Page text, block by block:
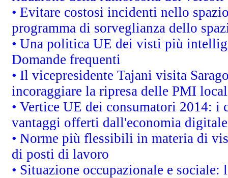
• Evitare costosi incidenti nello
programma di sorveglianza dello
• Una politica UE dei visti più
Domande frequenti
• Il vicepresidente Tajani visita
incoraggiare la ripresa delle PMI
• Vertice UE dei consumatori 2014:
vantaggi offerti dall'economia digitale
• Norme più flessibili in materia di
di posti di lavoro
• Situazione occupazionale e